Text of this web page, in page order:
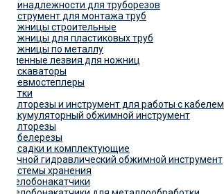
Принадлежности для труборезов
Инструмент для монтажа труб
Ножницы строительные
Ножницы для пластиковых труб
Ножницы по металлу
Сменные лезвия для ножниц
Экскаваторы
Пневмостеплеры
Катки
Болторезы и инструмент для работы с кабелем
Аккумуляторный обжимной инструмент
Болторезы
Кабелерезы
Насадки и комплектующие
Ручной гидравлический обжимной инструмент
Системы хранения
Желобонакатчики